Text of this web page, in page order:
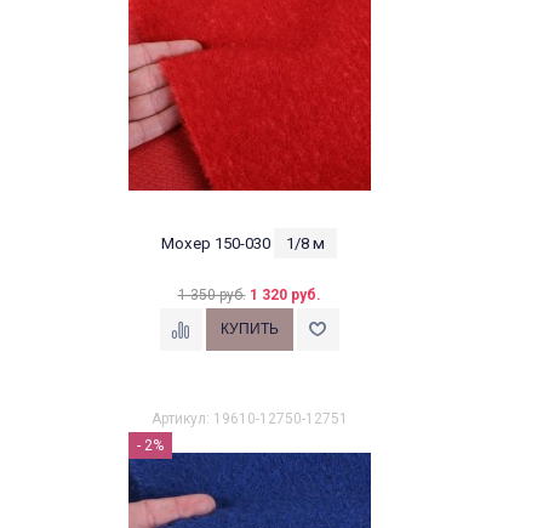
Мохер 150-030 1/8 м
1 350 руб. 1 320 руб.
Артикул: 19610-12750-12751
- 2%